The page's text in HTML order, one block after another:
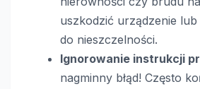
uszkodzić urządzenie
do nieszczelności.
Ignorowanie instrukcji
nagminny błąd! Często